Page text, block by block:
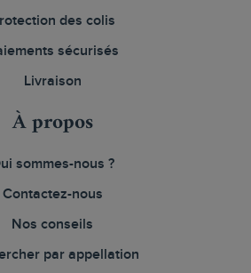
des colis
sécurisés
Livraison
À propos
sommes-nous ?
Contactez-nous
Nos conseils
par appellation